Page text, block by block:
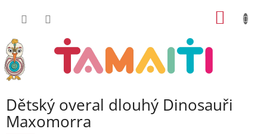
Dětský overal dlouhý Dinosauři
Maxomorra